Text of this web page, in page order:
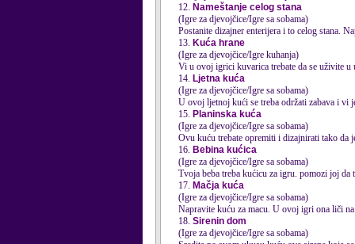
12. Nameštanje celog stana
(Igre za djevojčice/Igre sa sobama)
Postanite dizajner enterijera i to celog stana.
13. Kuća hrane
(Igre za djevojčice/Igre kuhanja)
Vi u ovoj igrici kuvarica trebate da se uživite
14. Ljetna kuća
(Igre za djevojčice/Igre sa sobama)
U ovoj ljetnoj kući se treba održati zabava i vi
15. Planinska kuća
(Igre za djevojčice/Igre sa sobama)
Ovu kuću trebate opremiti i dizajnirati tako da
16. Bebina kućica
(Igre za djevojčice/Igre sa sobama)
Tvoja beba treba kućicu za igru. pomozi joj
17. Mačja kuća
(Igre za djevojčice/Igre sa sobama)
Napravite kuću za macu. U ovoj igri ona liči
18. Sirenin dom
(Igre za djevojčice/Igre sa sobama)